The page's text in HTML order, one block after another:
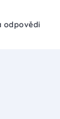
odpovědi